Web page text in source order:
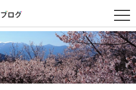
t
o
g
g
l
e
n
a
v
i